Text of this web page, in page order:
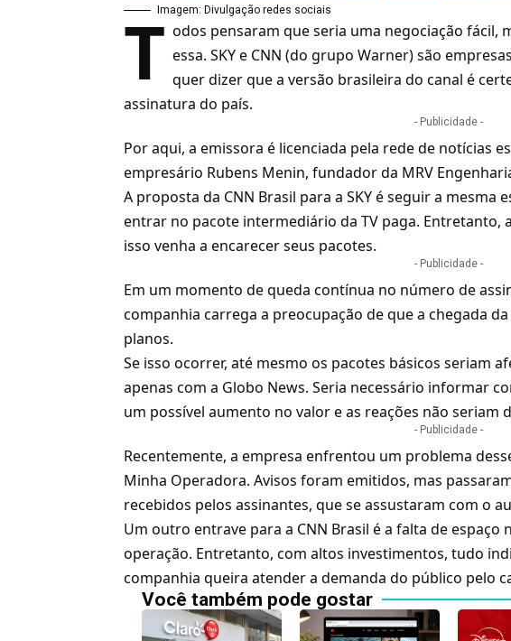
Imagem: Divulgação redes sociais
T odos pensaram que seria uma negociação fácil,
essa.SKYe CNN (do grupoWarner) são
quer dizer que a versão brasileira do canal é
assinatura do país.
- Publicidade -
Por aqui, a emissora é licenciada pela rede de notícias
empresário Rubens Menin, fundador da MRV
A proposta da CNN Brasil para a SKY é seguir a mesma
entrar no pacote intermediário da TV paga. Entretanto,
isso venha a encarecer seus pacotes.
- Publicidade -
Em um momento de queda contínua no número de
companhia carrega a preocupação de que a chegada
planos.
Se isso ocorrer, até mesmo os pacotes básicos seriam
apenas com a Globo News. Seria necessário informar
um possível aumento no valor e as reações não seriam
- Publicidade -
Recentemente, a empresa enfrentou um problema
Minha Operadora. Avisos foram emitidos, mas
recebidos pelos assinantes, que se assustaram com o
Um outro entrave para a CNN Brasil é a falta de espaço
operação. Entretanto, com altos investimentos, tudo
companhia queira atender a demanda do público pelo
Você também pode gostar